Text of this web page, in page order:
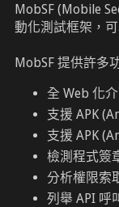
MobSF (Mobile
動化測試框架，
MobSF 提供許多
全 Web 化
支援 APK
支援 APK
檢測程式簽
分析權限索
列舉 API 呼